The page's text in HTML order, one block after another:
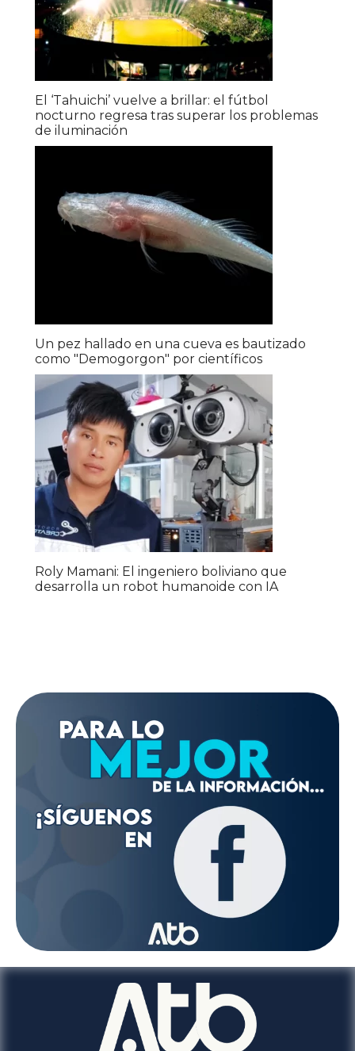
El ‘Tahuichi’ vuelve a brillar: el fútbol
nocturno regresa tras superar los problemas
de iluminación
Un pez hallado en una cueva es bautizado
como "Demogorgon" por científicos
Roly Mamani: El ingeniero boliviano que
desarrolla un robot humanoide con IA